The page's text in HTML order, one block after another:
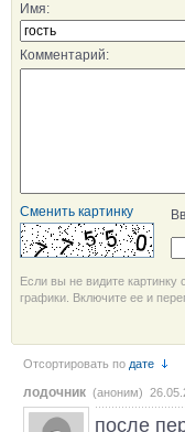
Имя:
Комментарий:
Сменить картинку
Если вы не видите
графики. Включите ее и
Отсортировать по дате
лодочник (аноним)
после